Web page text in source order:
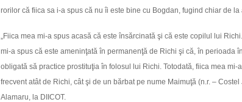
rorilor că fiica sa i-a spus că nu îi este bine cu Bogdan, fugind chiar de la
„Fiica mea mi-a spus acasă că este însărcinată şi că este copilul lui
mi-a spus că este ameninţată în permanenţă de Richi şi că, în perioada
obligată să practice prostituţia în folosul lui Richi. Totodată, fiica mea mi-
frecvent atât de Richi, cât şi de un bărbat pe nume Maimuţă (n.r. – Costel
Alamaru, la DIICOT.